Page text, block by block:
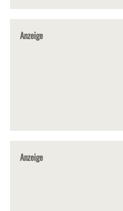
Anzeige
Anzeige